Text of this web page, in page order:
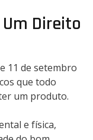
Direito
11 de setembro
que todo
um produto.
e física,